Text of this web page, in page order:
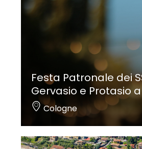
Festa Patronale dei
Gervasio e Protasio
Cologne